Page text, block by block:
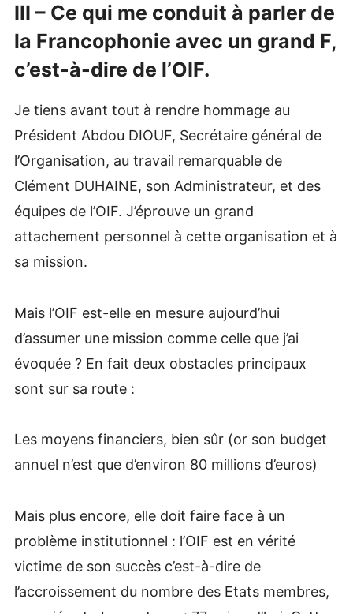
III – Ce qui me conduit à parler de
la Francophonie avec un grand F,
c’est-à-dire de l’OIF.
Je tiens avant tout à rendre hommage au
Président Abdou DIOUF, Secrétaire général de
l’Organisation, au travail remarquable de
Clément DUHAINE, son Administrateur, et des
équipes de l’OIF. J’éprouve un grand
attachement personnel à cette organisation et à
sa mission.
Mais l’OIF est-elle en mesure aujourd’hui
d’assumer une mission comme celle que j’ai
évoquée ? En fait deux obstacles principaux
sont sur sa route :
Les moyens financiers, bien sûr (or son budget
annuel n’est que d’environ 80 millions d’euros)
Mais plus encore, elle doit faire face à un
problème institutionnel : l’OIF est en vérité
victime de son succès c’est-à-dire de
l’accroissement du nombre des Etats membres,